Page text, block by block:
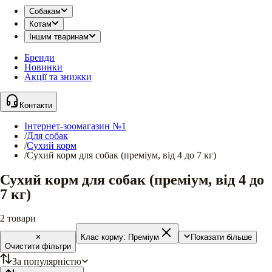
Собакам
Котам
Іншим тваринам
Бренди
Новинки
Акції та знижки
Контакти
Інтернет-зоомагазин №1
/Для собак
/Сухий корм
/Сухий корм для собак (преміум, від 4 до 7 кг)
Сухий корм для собак (преміум, від 4 до
7 кг)
2 товари
Очистити фільтри
Клас корму: Преміум Показати більше
За популярністю